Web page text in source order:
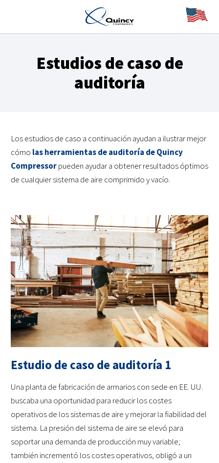
Estudios de caso de
auditoría
Los estudios de caso a continuación ayudan a ilustrar mejor
cómo las herramientas de auditoría de Quincy
Compressorpueden ayudar a obtener resultados óptimos
de cualquier sistema de aire comprimido y vacío.
Estudio de caso de auditoría 1
Una planta de fabricación de armarios con sede en EE. UU.
buscaba una oportunidad para reducir los costes
operativos de los sistemas de aire y mejorar la fiabilidad del
sistema. La presión del sistema de aire se elevó para
soportar una demanda de producción muy variable;
también incrementó los costes operativos, obligó a un